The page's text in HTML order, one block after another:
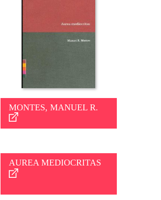
MONTES, MANUEL R.
AUREA MEDIOCRITAS